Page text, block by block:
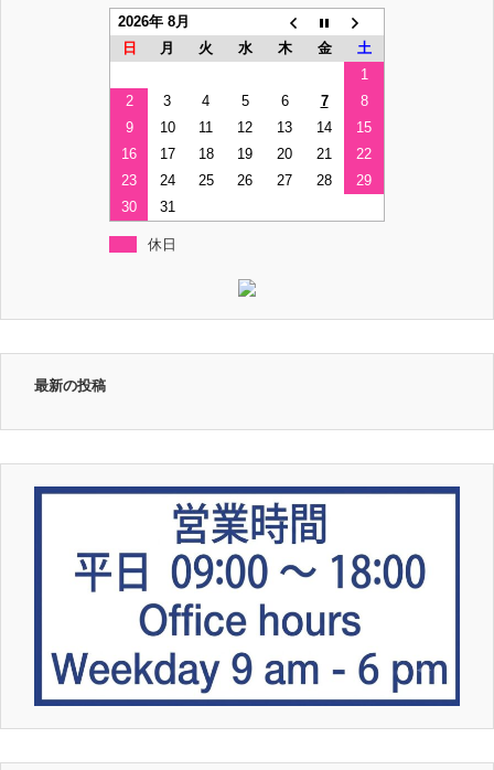
2026年 8月
日
月 火 水 木 金
土
1
2
3 4 5 6 7
8
9
10 11 12 13 14
15
16
17 18 19 20 21
22
23
24 25 26 27 28
29
30
31
休日
最新の投稿